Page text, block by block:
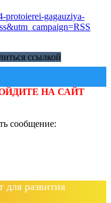
protoierei-gagauziya-
ссылкой
НА САЙТ
сообщение:
для развития